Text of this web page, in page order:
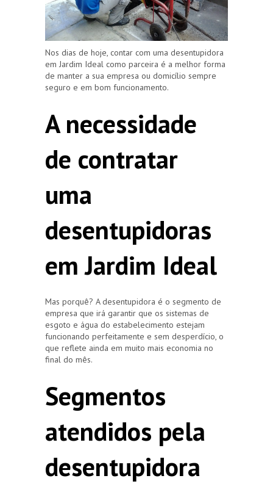
Nos dias de hoje, contar com uma desentupidora
em Jardim Ideal como parceira é a melhor forma
de manter a sua empresa ou domicílio sempre
seguro e em bom funcionamento.
A necessidade
de contratar
uma
desentupidoras
em Jardim Ideal
Mas porquê? A desentupidora é o segmento de
empresa que irá garantir que os sistemas de
esgoto e água do estabelecimento estejam
funcionando perfeitamente e sem desperdício, o
que reflete ainda em muito mais economia no
final do mês.
Segmentos
atendidos pela
desentupidora